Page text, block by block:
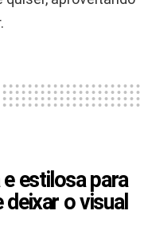
estilosa para
o visual